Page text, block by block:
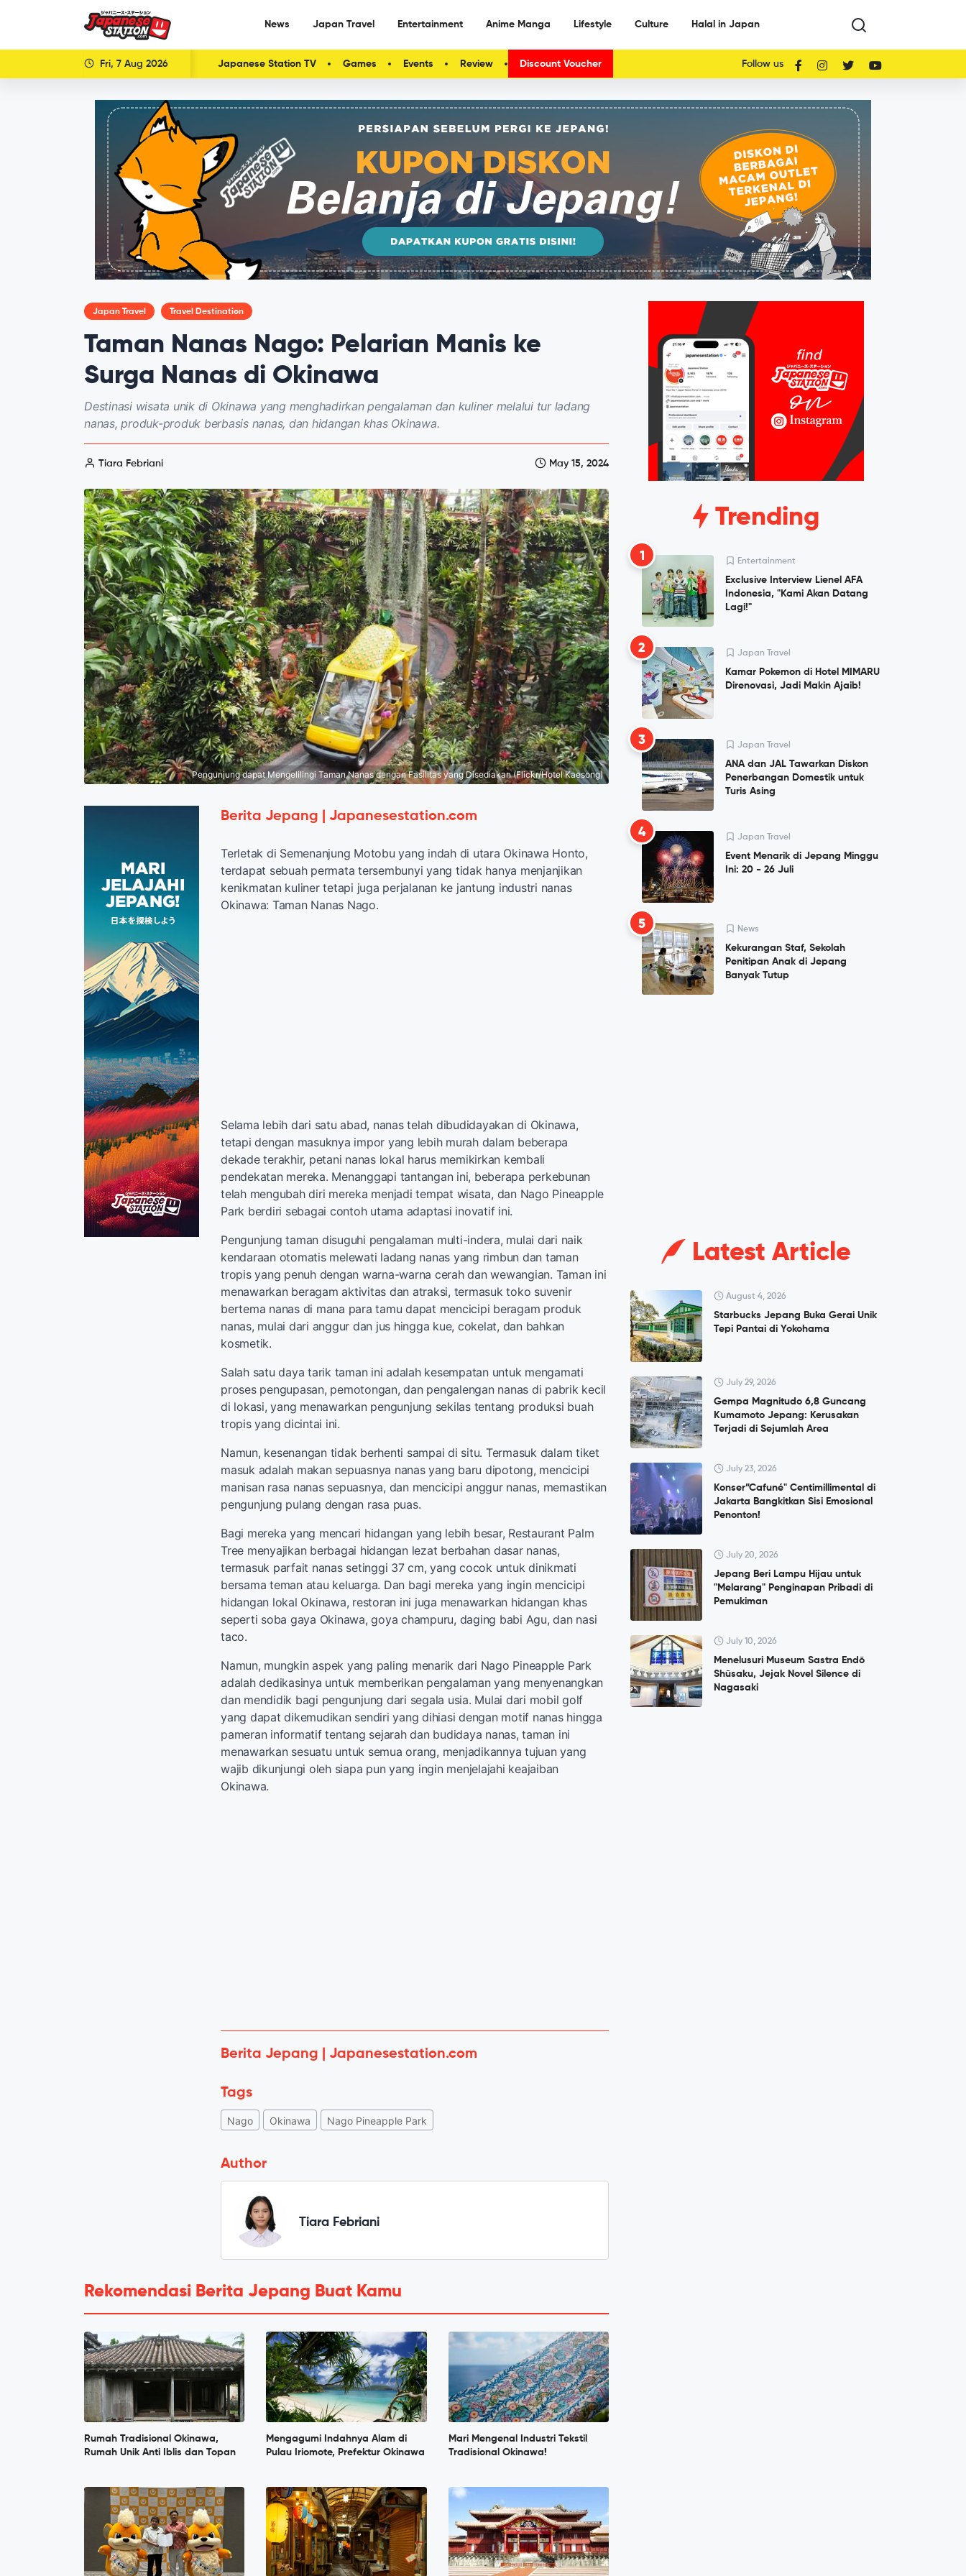
News Japan Travel Entertainment Anime Manga Lifestyle Culture Halal in Japan
Fri, 7 Aug 2026 Japanese Station TV Games Events Review Discount Voucher Follow us
Japan Travel Travel Destination
Taman Nanas Nago: Pelarian Manis ke
Surga Nanas di Okinawa
Destinasi wisata unik di Okinawa yang menghadirkan pengalaman dan kuliner melalui tur ladang
nanas, produk-produk berbasis nanas, dan hidangan khas Okinawa.
Tiara Febriani May 15, 2024
Pengunjung dapat Mengelilingi Taman Nanas dengan Fasilitas yang Disediakan (Flickr/Hotel Kaesong)
Berita Jepang | Japanesestation.com
Terletak di Semenanjung Motobu yang indah di utara Okinawa Honto,
terdapat sebuah permata tersembunyi yang tidak hanya menjanjikan
kenikmatan kuliner tetapi juga perjalanan ke jantung industri nanas
Okinawa: Taman Nanas Nago.
Selama lebih dari satu abad, nanas telah dibudidayakan di Okinawa,
tetapi dengan masuknya impor yang lebih murah dalam beberapa
dekade terakhir, petani nanas lokal harus memikirkan kembali
pendekatan mereka. Menanggapi tantangan ini, beberapa perkebunan
telah mengubah diri mereka menjadi tempat wisata, dan Nago Pineapple
Park berdiri sebagai contoh utama adaptasi inovatif ini.
Pengunjung taman disuguhi pengalaman multi-indera, mulai dari naik
kendaraan otomatis melewati ladang nanas yang rimbun dan taman
tropis yang penuh dengan warna-warna cerah dan wewangian. Taman ini
menawarkan beragam aktivitas dan atraksi, termasuk toko suvenir
bertema nanas di mana para tamu dapat mencicipi beragam produk
nanas, mulai dari anggur dan jus hingga kue, cokelat, dan bahkan
kosmetik.
Salah satu daya tarik taman ini adalah kesempatan untuk mengamati
proses pengupasan, pemotongan, dan pengalengan nanas di pabrik kecil
di lokasi, yang menawarkan pengunjung sekilas tentang produksi buah
tropis yang dicintai ini.
Namun, kesenangan tidak berhenti sampai di situ. Termasuk dalam tiket
masuk adalah makan sepuasnya nanas yang baru dipotong, mencicipi
manisan rasa nanas sepuasnya, dan mencicipi anggur nanas, memastikan
pengunjung pulang dengan rasa puas.
Bagi mereka yang mencari hidangan yang lebih besar, Restaurant Palm
Tree menyajikan berbagai hidangan lezat berbahan dasar nanas,
termasuk parfait nanas setinggi 37 cm, yang cocok untuk dinikmati
bersama teman atau keluarga. Dan bagi mereka yang ingin mencicipi
hidangan lokal Okinawa, restoran ini juga menawarkan hidangan khas
seperti soba gaya Okinawa, goya champuru, daging babi Agu, dan nasi
taco.
Namun, mungkin aspek yang paling menarik dari Nago Pineapple Park
adalah dedikasinya untuk memberikan pengalaman yang menyenangkan
dan mendidik bagi pengunjung dari segala usia. Mulai dari mobil golf
yang dapat dikemudikan sendiri yang dihiasi dengan motif nanas hingga
pameran informatif tentang sejarah dan budidaya nanas, taman ini
menawarkan sesuatu untuk semua orang, menjadikannya tujuan yang
wajib dikunjungi oleh siapa pun yang ingin menjelajahi keajaiban
Okinawa.
Berita Jepang | Japanesestation.com
Tags
Nago Okinawa Nago Pineapple Park
Author
Tiara Febriani
Rekomendasi Berita Jepang Buat Kamu
Rumah Tradisional Okinawa,
Rumah Unik Anti Iblis dan Topan
Mengagumi Indahnya Alam di
Pulau Iriomote, Prefektur Okinawa
Mari Mengenal Industri Tekstil
Tradisional Okinawa!
Trending
1 Entertainment
Exclusive Interview Lienel AFA
Indonesia, "Kami Akan Datang
Lagi!"
2 Japan Travel
Kamar Pokemon di Hotel MIMARU
Direnovasi, Jadi Makin Ajaib!
3 Japan Travel
ANA dan JAL Tawarkan Diskon
Penerbangan Domestik untuk
Turis Asing
4 Japan Travel
Event Menarik di Jepang Minggu
Ini: 20 - 26 Juli
5 News
Kekurangan Staf, Sekolah
Penitipan Anak di Jepang
Banyak Tutup
Latest Article
August 4, 2026
Starbucks Jepang Buka Gerai Unik
Tepi Pantai di Yokohama
July 29, 2026
Gempa Magnitudo 6,8 Guncang
Kumamoto Jepang: Kerusakan
Terjadi di Sejumlah Area
July 23, 2026
Konser”Cafuné" Centimillimental di
Jakarta Bangkitkan Sisi Emosional
Penonton!
July 20, 2026
Jepang Beri Lampu Hijau untuk
"Melarang" Penginapan Pribadi di
Pemukiman
July 10, 2026
Menelusuri Museum Sastra Endō
Shūsaku, Jejak Novel Silence di
Nagasaki